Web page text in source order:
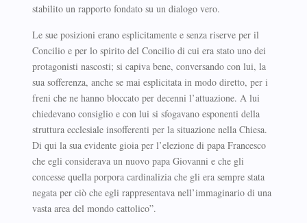
stabilito un rapporto fondato su un dialogo vero.
Le sue posizioni erano esplicitamente e senza riserve per il
Concilio e per lo spirito del Concilio di cui era stato uno dei
protagonisti nascosti; si capiva bene, conversando con lui, la
sua sofferenza, anche se mai esplicitata in modo diretto, per i
freni che ne hanno bloccato per decenni l’attuazione. A lui
chiedevano consiglio e con lui si sfogavano esponenti della
struttura ecclesiale insofferenti per la situazione nella Chiesa.
Di qui la sua evidente gioia per l’elezione di papa Francesco
che egli considerava un nuovo papa Giovanni e che gli
concesse quella porpora cardinalizia che gli era sempre stata
negata per ciò che egli rappresentava nell’immaginario di una
vasta area del mondo cattolico”.